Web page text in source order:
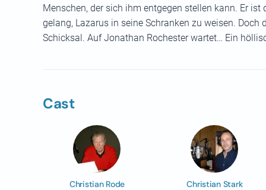
Menschen, der sich ihm entgegen stellen kann. Er
gelang, Lazarus in seine Schranken zu weisen.
Schicksal. Auf Jonathan Rochester wartet… Ein
Cast
Christian Rode Christian Stark